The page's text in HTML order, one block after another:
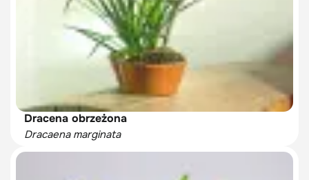
Dracena obrzeżona
Dracaena marginata